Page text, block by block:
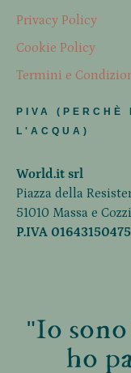
Privacy Policy
Cookie Policy
Termini e
PIVA (PERCHÈ
L'ACQUA)
World.it srl
Piazza della
51010 Massa e
P.IVA 01643150475
"Io
ho